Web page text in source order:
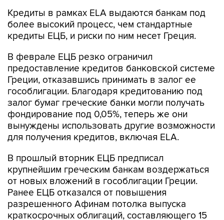
кредиты ЕЦБ, и риски по ним несет Греция.
В феврале ЕЦБ резко ограничил
Греции, отказавшись принимать в залог ее
гособлигации. Благодаря кредитованию под
залог бумаг греческие банки могли получать
фондирование под 0,05%, теперь же они
вынуждены использовать другие возможности
для получения кредитов, включая ELA.
В прошлый вторник ЕЦБ предписал
от новых вложений в гособлигации Греции.
Ранее ЕЦБ отказался от повышения
разрешенного Афинам потолка выпуска
краткосрочных облигаций, составляющего 15
млрд евро.